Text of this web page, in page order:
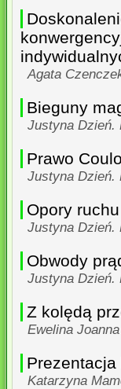
Agata
Bieguny
Justyna Dzień.
Prawo
Justyna Dzień.
Opory
Justyna Dzień.
Obwody
Justyna Dzień.
Z kolędą
Ewelina
Katarzyna